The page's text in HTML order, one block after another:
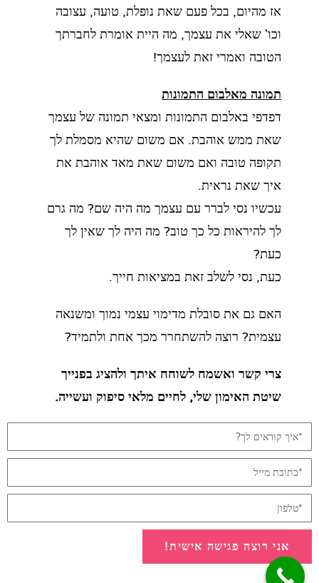
אז מהיום, בכל פעם שאת נופלת, טועה, עצובה
וכו' שאלי את עצמך, מה היית אומרת לחברתך
הטובה ואמרי זאת לעצמך!
תמונה מאלבום התמונות
דפדפי באלבום התמונות ומצאי תמונה של עצמך
שאת ממש אוהבת. אם משום שהיא מסמלת לך
תקופה טובה ואם משום שאת מאד אוהבת את
איך שאת נראית.
עכשיו נסי לברר עם עצמך מה היה שם? מה גרם
לך להיראות כל כך טוב? מה היה לך שאין לך
כעת?
כעת, נסי לשלב זאת במציאות חייך.
האם גם את סובלת מדימוי עצמי נמוך ומשנאה
עצמית? רוצה להשתחרר מכך אחת ולתמיד?
צרי קשר ואשמח לשוחח איתך ולהציג בפנייך
שיטת האימון שלי, לחיים מלאי סיפוק ועשייה.
אני רוצה פגישה אישית!